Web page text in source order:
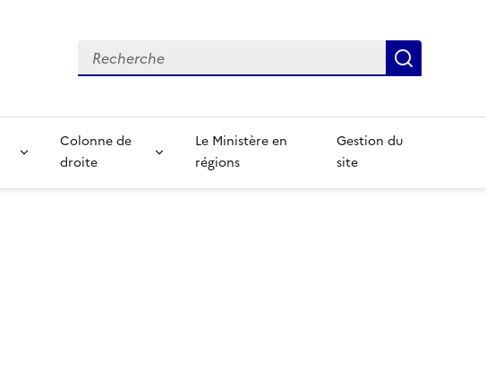
Recherche
Colonne de
droite
Le Ministère en
régions
Gestion du
site